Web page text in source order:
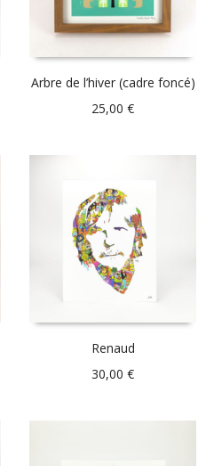
Arbre de l’hiver (cadre foncé)
25,00€
Renaud
30,00€